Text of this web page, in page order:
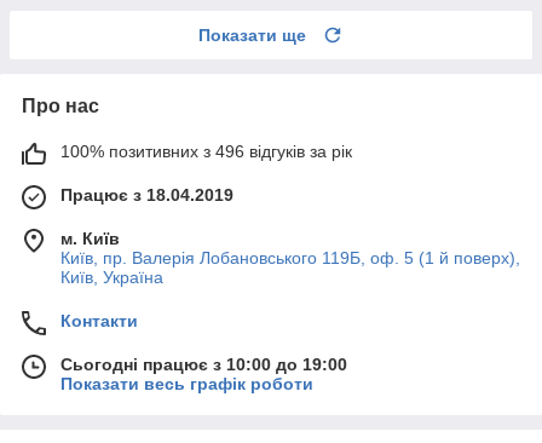
Показати ще
Про нас
100% позитивних з 496 відгуків за рік
Працює з 18.04.2019
м. Київ
Київ, пр. Валерія Лобановського 119Б, оф. 5 (1 й поверх),
Київ, Україна
Контакти
Сьогодні працює з 10:00 до 19:00
Показати весь графік роботи